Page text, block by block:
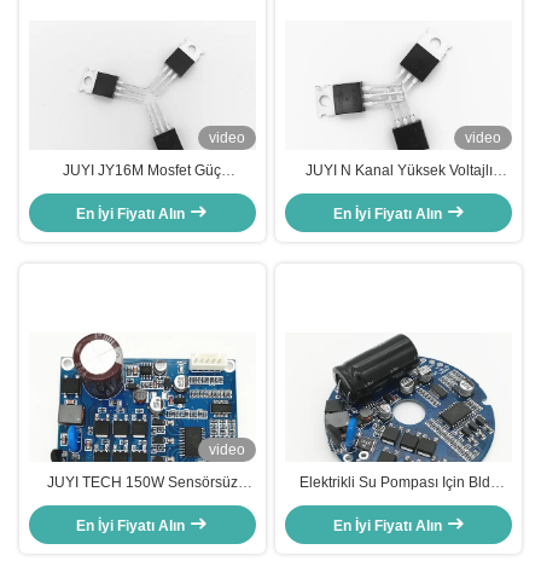
video
JUYI JY16M Mosfet Güç
Denetleyicisi Yüksek Verimlilikli
Değiştirme Modu Gücü BLDC
Motor Sürücü Kurulu İçin
En İyi Fiyatı Alın
video
JUYI N Kanal Yüksek Voltajlı
BLDC Motor Sürücüsü MOSFET
210W Güç Değiştirme Uygulaması
En İyi Fiyatı Alın
video
JUYI TECH 150W Sensörsüz
Yüksek Voltajlı BLDC Motor
Denetleyicisi PWM Frekansı 1-
20KHZ Görev Döngüsü 0-100%
En İyi Fiyatı Alın
Elektrikli Su Pompası Için Bldc
Motor Sürücüsü, 0.5A Fırçasız
Sensörsüz Kontrolörü
En İyi Fiyatı Alın